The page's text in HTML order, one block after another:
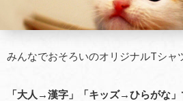
みんなでおそろいのオリジナルTシャ
「大人 →漢字」「キッズ→ひらがな」